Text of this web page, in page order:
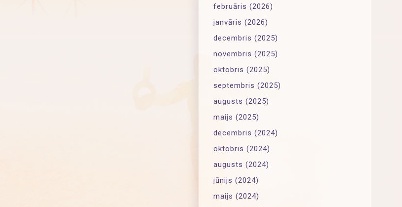
februāris (2026)
janvāris (2026)
decembris (2025)
novembris (2025)
oktobris (2025)
septembris (2025)
augusts (2025)
maijs (2025)
decembris (2024)
oktobris (2024)
augusts (2024)
jūnijs (2024)
maijs (2024)